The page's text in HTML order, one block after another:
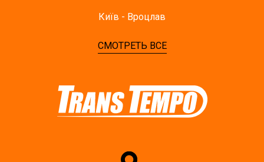
Київ - Вроцлав
СМОТРЕТЬ ВСЕ